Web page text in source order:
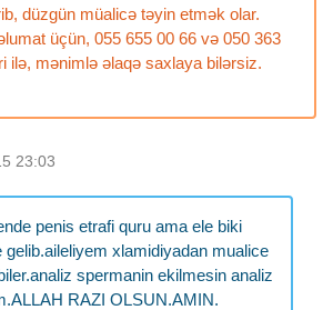
düzgün müalicə təyin etmək olar.
üçün, 055 655 00 66 və 050 363
ilə, mənimlə əlaqə saxlaya bilərsiz.
23:03
penis etrafi quru ama ele biki
gelib.aileliyem xlamidiyadan mualice
spermanin ekilmesin analiz
RAZI OLSUN.AMIN.